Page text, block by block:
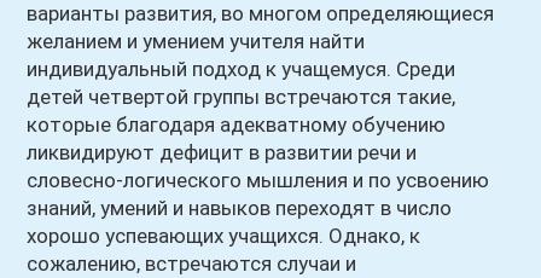
варианты развития, во многом определяющиеся
желанием и умением учителя найти
индивидуальный подход к учащемуся. Среди
детей четвертой группы встречаются такие,
которые благодаря адекватному обучению
ликвидируют дефицит в развитии речи и
словесно-логического мышления и по усвоению
знаний, умений и навыков переходят в число
хорошо успевающих учащихся. Однако, к
сожалению, встречаются случаи и